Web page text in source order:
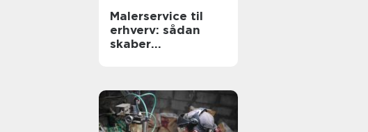
Malerservice til
erhverv: sådan
skaber
virksomheder